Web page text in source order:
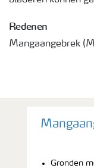
Redenen
Mangaangebrek
Gronden